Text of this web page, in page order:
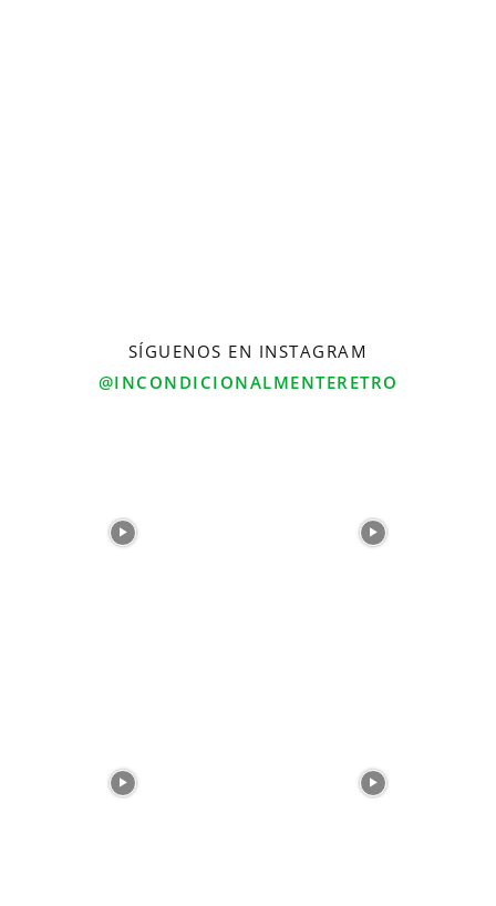
SÍGUENOS EN INSTAGRAM
@INCONDICIONALMENTERETRO